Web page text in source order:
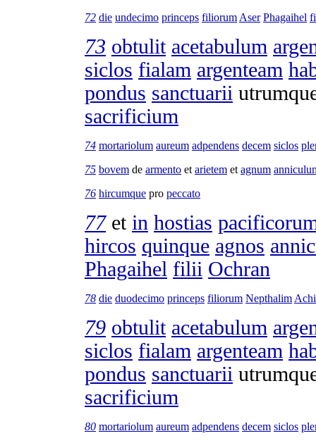
72 die undecimo princeps filiorum Aser Phagaihel
73 obtulit acetabulum
siclos fialam argenteam
pondus sanctuarii
sacrificium
74 mortariolum aureum adpendens decem siclos
75 bovem de armento et arietem et agnum
76 hircumque pro peccato
77et in hostias
hircos quinque agnos
Phagaihel filii Ochran
78 die duodecimo princeps filiorum Nepthalim
79 obtulit acetabulum
siclos fialam argenteam
pondus sanctuarii
sacrificium
80 mortariolum aureum adpendens decem siclos